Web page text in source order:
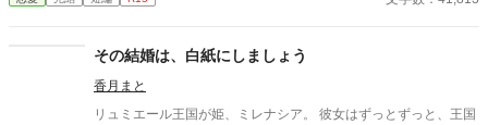
と共に意識を失ったのだった。
その結婚は、白紙にしましょう
香月まと
リュミエール王国が姫、ミレナシア。 彼女はずっとずっと、王国